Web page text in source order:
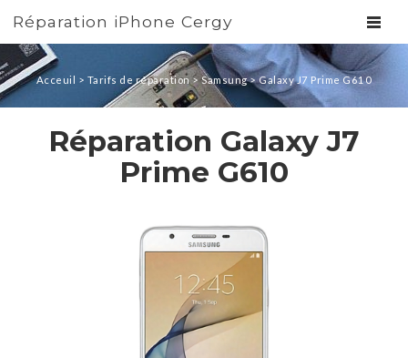
Réparation iPhone Cergy
Acceuil > Tarifs de réparation >Samsung>Galaxy J7 Prime G610
Réparation Galaxy J7
Prime G610